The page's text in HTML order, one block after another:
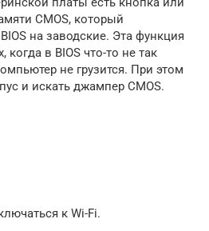
CMOS, который
на заводские. Эта функция
в BIOS что-то не так
не грузится. При этом
и искать джампер CMOS.
к Wi-Fi.